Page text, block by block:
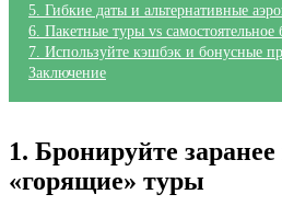
5. Гибкие даты и альтернативные
6. Пакетные туры vs самостоятельное
7. Используйте кэшбэк и бонусные
Заключение
1. Бронируйте
«горящие» туры